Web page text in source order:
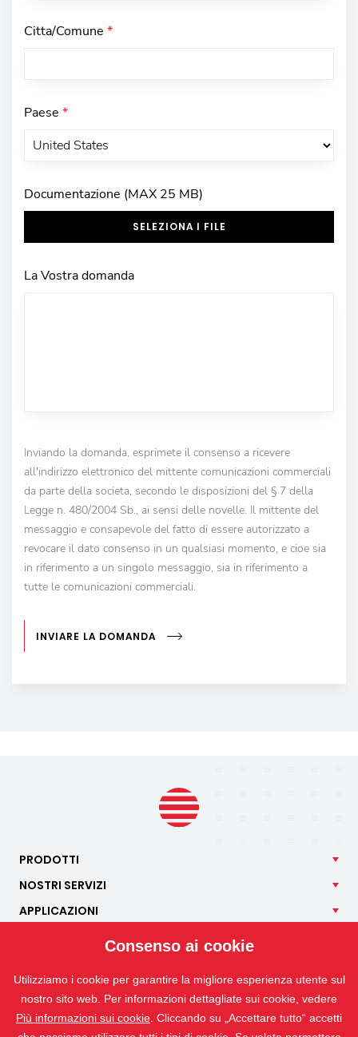
Citta/Comune *
Paese *
Documentazione (MAX 25 MB)
SELEZIONA I FILE
La Vostra domanda
Inviando la domanda, esprimete il consenso a ricevere
all'indirizzo elettronico del mittente comunicazioni commerciali
da parte della societa, secondo le disposizioni del § 7 della
Legge n. 480/2004 Sb., ai sensi delle novelle. Il mittente del
messaggio e consapevole del fatto di essere autorizzato a
revocare il dato consenso in un qualsiasi momento, e cioe sia
in riferimento a un singolo messaggio, sia in riferimento a
tutte le comunicazioni commerciali.
INVIARE LA DOMANDA
PRODOTTI
NOSTRI SERVIZI
APPLICAZIONI
Consenso ai cookie
Utilizziamo i cookie per garantire la migliore esperienza utente sul
nostro sito web. Per informazioni dettagliate sui cookie, vedere
Più informazioni sui cookie . Cliccando su „Accettare tutto“ accetti